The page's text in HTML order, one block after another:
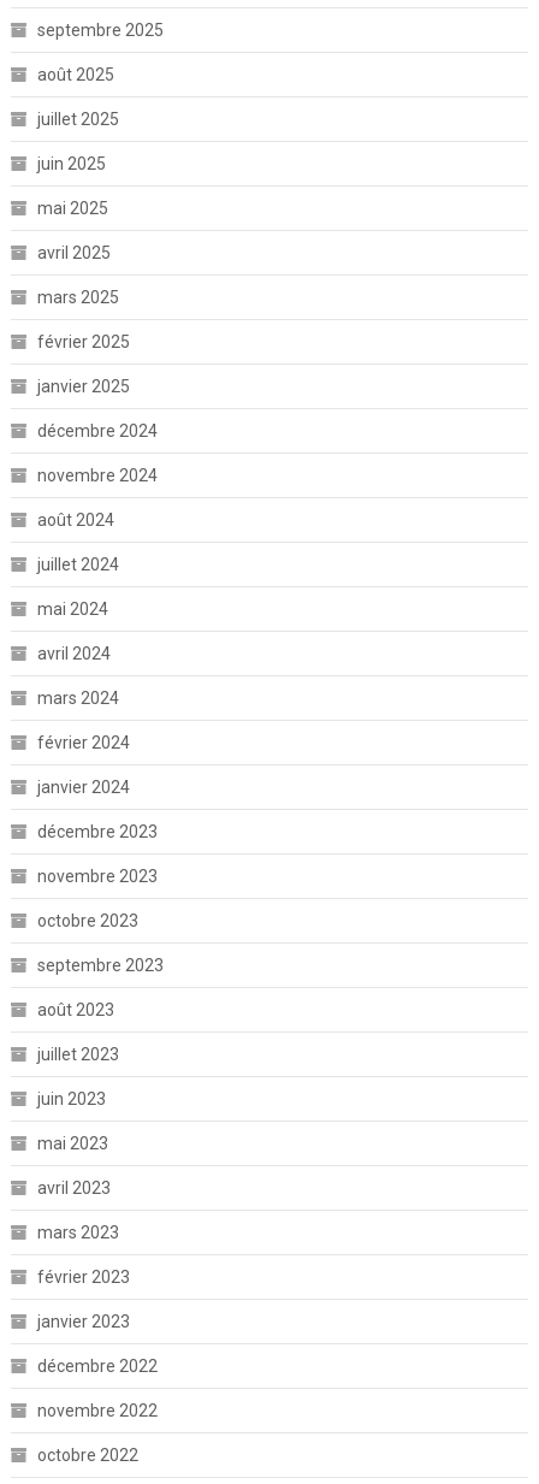
septembre 2025
août 2025
juillet 2025
juin 2025
mai 2025
avril 2025
mars 2025
février 2025
janvier 2025
décembre 2024
novembre 2024
août 2024
juillet 2024
mai 2024
avril 2024
mars 2024
février 2024
janvier 2024
décembre 2023
novembre 2023
octobre 2023
septembre 2023
août 2023
juillet 2023
juin 2023
mai 2023
avril 2023
mars 2023
février 2023
janvier 2023
décembre 2022
novembre 2022
octobre 2022